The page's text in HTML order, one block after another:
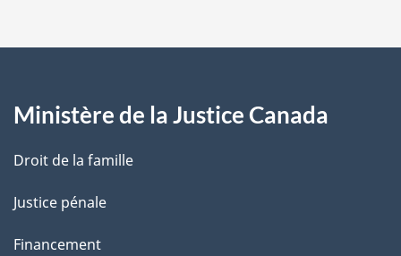
a
e
Ministère de la Justice Canada
Droit de la famille
Justice pénale
Financement